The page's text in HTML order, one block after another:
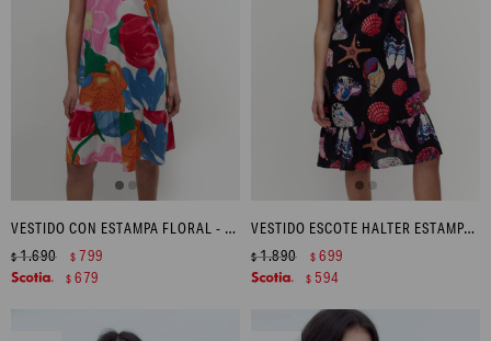
VESTIDO CON ESTAMPA FLORAL - MULTICOLOR
$1.690 $ 799
$ 679
VESTIDO ESCOTE HALTER ESTAMPA MARINA - AZUL MARINO
$1.890 $ 699
$ 594